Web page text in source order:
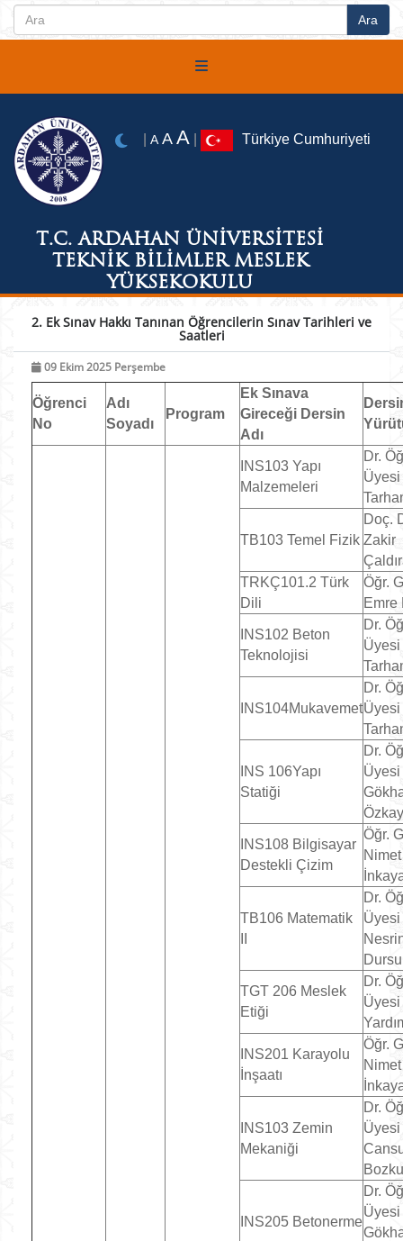
T.C. ARDAHAN ÜNİVERSİTESİ
TEKNİK BİLİMLER MESLEK
YÜKSEKOKULU
A A A Türkiye Cumhuriyeti
2. Ek Sınav Hakkı Tanınan Öğrencilerin Sınav Tarihleri ve
Saatleri
09 Ekim 2025 Perşembe
Öğrenci
No
Adı
Soyadı
Program
Ek Sınava
Gireceği Dersin
Adı
INS103 Yapı
Malzemeleri
Dr.
Üyesi
TB103 Temel Fizik
Doç.
Zakir
TRKÇ101.2 Türk
Dili
Öğr.
Emre
INS102 Beton
Teknolojisi
Dr.
Üyesi
INS104Mukavemet
Dr.
Üyesi
INS 106Yapı
Statiği
Dr.
INS108 Bilgisayar
Destekli Çizim
Öğr.
Nimet
TB106 Matematik
Dr.
Üyesi
TGT 206 Meslek
Etiği
Dr.
Üyesi
INS201 Karayolu
İnşaatı
Öğr.
Nimet
INS103 Zemin
Mekaniği
Dr.
Üyesi
INS205 Betonerme
Dr.